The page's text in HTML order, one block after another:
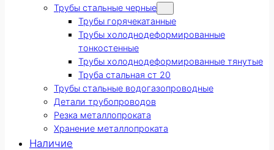
Трубы стальные черные
Трубы горячекатанные
Трубы холоднодеформированные
тонкостенные
Трубы холоднодеформированные тянутые
Труба стальная ст 20
Трубы стальные водогазопроводные
Детали трубопроводов
Резка металлопроката
Хранение металлопроката
Наличие